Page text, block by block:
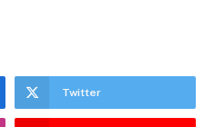
Twitter